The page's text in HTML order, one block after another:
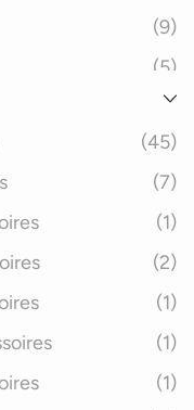
(9)
(5)
(11)
(5)
(5)
(45)
(7)
(1)
(2)
(1)
(1)
(1)